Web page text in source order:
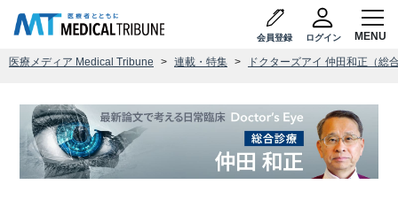
会員登録 ログイン
医療メディア Medical Tribune 連載・特集 ドクターズアイ 仲田和正（総